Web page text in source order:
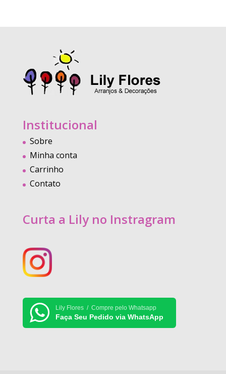
Institucional
Sobre
Minha conta
Carrinho
Contato
Curta a Lily no Instragram
Lily Flores / Compre pelo Whatsapp
Faça Seu Pedido via WhatsApp